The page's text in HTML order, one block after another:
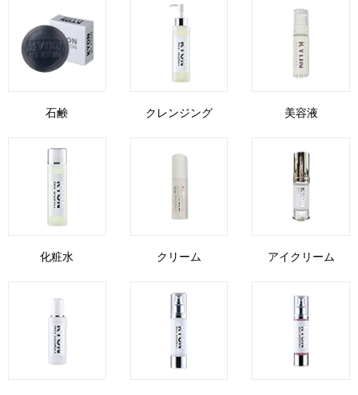
石鹸 クレンジング 美容液
化粧水 クリーム アイクリーム